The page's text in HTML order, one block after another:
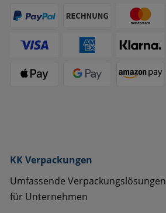
KK Verpackungen
Umfassende Verpackungslösungen
für Unternehmen